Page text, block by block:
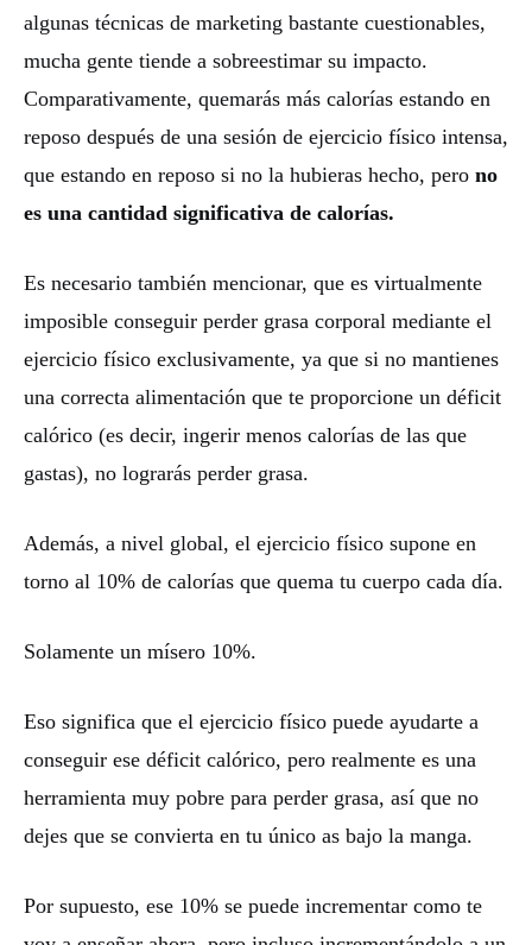
algunas técnicas de marketing bastante cuestionables,
mucha gente tiende a sobreestimar su impacto.
Comparativamente, quemarás más calorías estando en
reposo después de una sesión de ejercicio físico intensa,
que estando en reposo si no la hubieras hecho, pero no
es una cantidad significativa de calorías.
Es necesario también mencionar, que es virtualmente
imposible conseguir perder grasa corporal mediante el
ejercicio físico exclusivamente, ya que si no mantienes
una correcta alimentación que te proporcione un déficit
calórico (es decir, ingerir menos calorías de las que
gastas), no lograrás perder grasa.
Además, a nivel global, el ejercicio físico supone en
torno al 10% de calorías que quema tu cuerpo cada día.
Solamente un mísero 10%.
Eso significa que el ejercicio físico puede ayudarte a
conseguir ese déficit calórico, pero realmente es una
herramienta muy pobre para perder grasa, así que no
dejes que se convierta en tu único as bajo la manga.
Por supuesto, ese 10% se puede incrementar como te